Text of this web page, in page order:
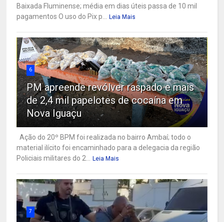
Baixada Fluminense; média em dias úteis passa de 10 mil
pagamentos O uso do Pix p...
Leia Mais
6
PM apreende revólver raspado e mais
de 2,4 mil papelotes de cocaína em
Nova Iguaçu
Ação do 20º BPM foi realizada no bairro Ambaí; todo o
material ilícito foi encaminhado para a delegacia da região
Policiais militares do 2...
Leia Mais
7